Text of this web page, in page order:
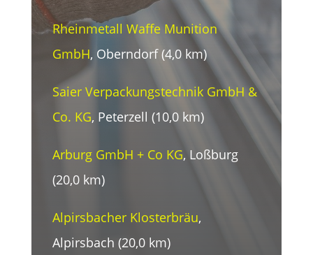
Rheinmetall Waffe Munition
GmbH, Oberndorf (4,0 km)
Saier Verpackungstechnik GmbH &
Co. KG, Peterzell (10,0 km)
Arburg GmbH + Co KG, Loßburg
(20,0 km)
Alpirsbacher Klosterbräu,
Alpirsbach (20,0 km)